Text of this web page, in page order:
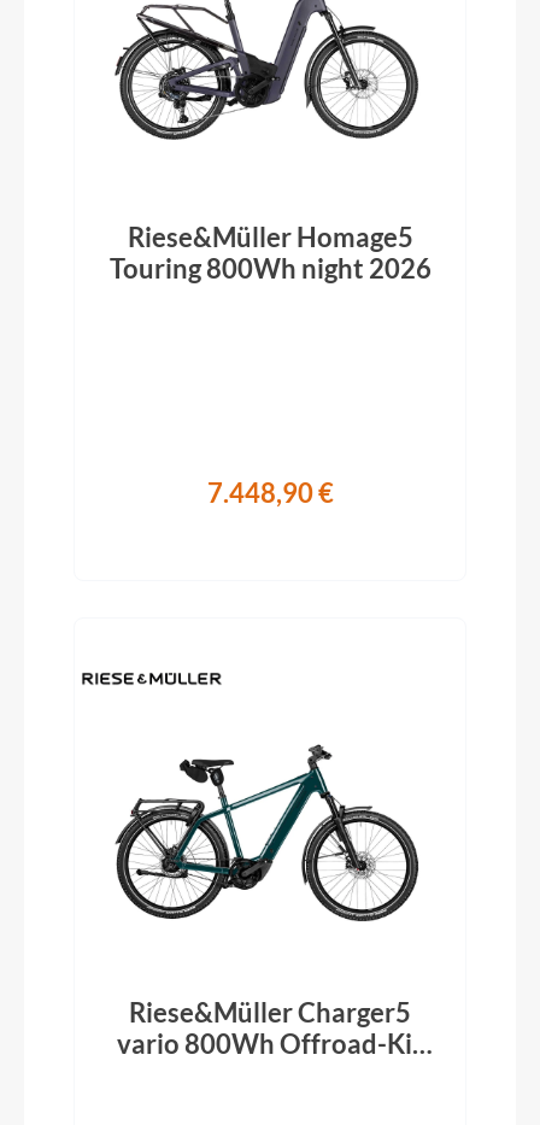
Riese&Müller Homage5
Touring 800Wh night 2026
7.448,90 €
Riese&Müller Charger5
vario 800Wh Offroad-Kit